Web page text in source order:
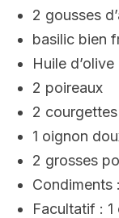
2 gousses
basilic bien
Huile d’olive
2 poireaux
2 courgettes
1 oignon
2 grosses
Condiments
Facultatif :